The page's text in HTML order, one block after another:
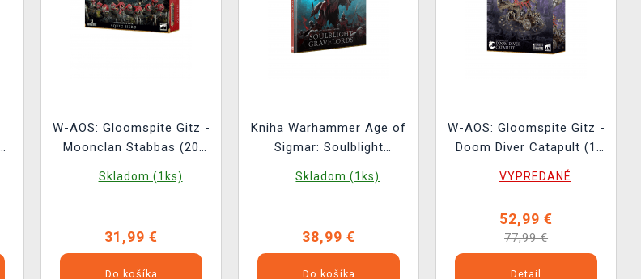
W-AOS: Gloomspite Gitz -
Moonclan Stabbas (20
Skladom (1ks)
31,99 €
Do košíka
Kniha Warhammer Age of
Sigmar: Soulblight
Skladom (1ks)
38,99 €
Do košíka
W-AOS: Gloomspite Gitz -
Doom Diver Catapult (1
VYPREDANÉ
52,99 €
77,99 €
Detail